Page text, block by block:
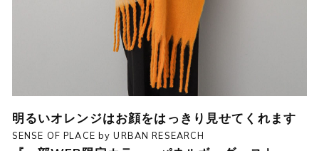
明るいオレンジはお顔をはっきり見せてくれます
SENSE OF PLACE by URBAN RESEARCH